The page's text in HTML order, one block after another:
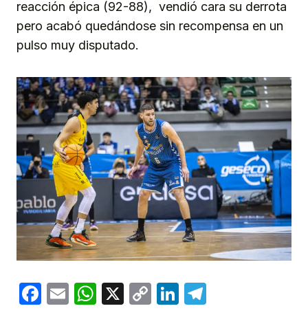
reacción épica (92-88), vendió cara su derrota
pero acabó quedándose sin recompensa en un
pulso muy disputado.
Facebook
EmailWhatsApp
X
CopyLinkedIn